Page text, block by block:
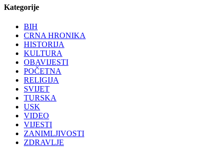
Kategorije
BIH
CRNA HRONIKA
HISTORIJA
KULTURA
OBAVIJESTI
POČETNA
RELIGIJA
SVIJET
TURSKA
USK
VIDEO
VIJESTI
ZANIMLJIVOSTI
ZDRAVLJE